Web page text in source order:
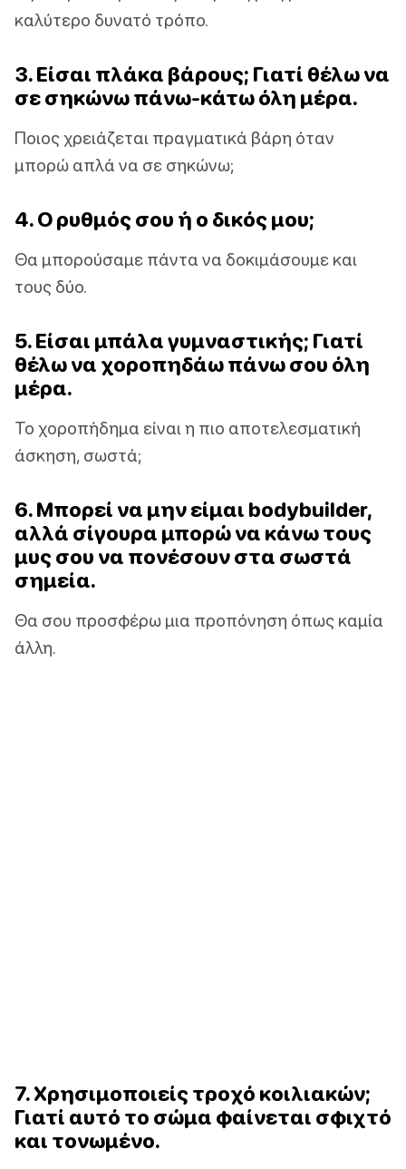
καλύτερο δυνατό τρόπο.
3. Είσαι πλάκα βάρους; Γιατί θέλω να
σε σηκώνω πάνω-κάτω όλη μέρα.
Ποιος χρειάζεται πραγματικά βάρη όταν
μπορώ απλά να σε σηκώνω;
4. Ο ρυθμός σου ή ο δικός μου;
Θα μπορούσαμε πάντα να δοκιμάσουμε και
τους δύο.
5. Είσαι μπάλα γυμναστικής; Γιατί
θέλω να χοροπηδάω πάνω σου όλη
μέρα.
Το χοροπήδημα είναι η πιο αποτελεσματική
άσκηση, σωστά;
6. Μπορεί να μην είμαι bodybuilder,
αλλά σίγουρα μπορώ να κάνω τους
μυς σου να πονέσουν στα σωστά
σημεία.
Θα σου προσφέρω μια προπόνηση όπως καμία
άλλη.
7. Χρησιμοποιείς τροχό κοιλιακών;
Γιατί αυτό το σώμα φαίνεται σφιχτό
και τονωμένο.